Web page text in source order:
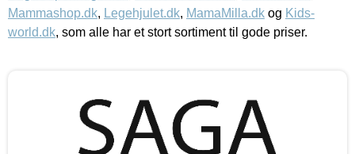
Mammashop.dk, Legehjulet.dk, MamaMilla.dk og Kids-
world.dk, som alle har et stort sortiment til gode priser.